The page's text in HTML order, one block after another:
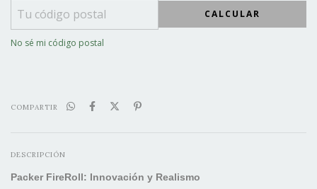
CALCULAR
No sé mi código postal
COMPARTIR
DESCRIPCIÓN
Packer FireRoll: Innovación y Realismo